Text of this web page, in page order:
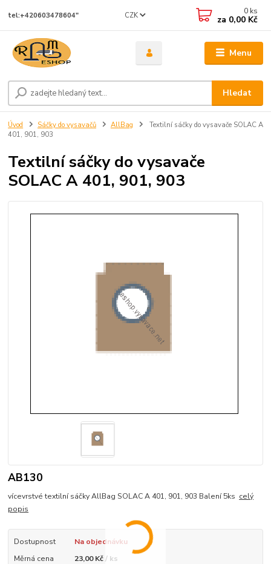
Menu
CZK
Hledat
tel:+420603478604" 0 ks
za 0,00 Kč
Úvod Sáčky do vysavačů AllBag
Textilní sáčky do vysavače SOLAC A
401, 901, 903
Textilní sáčky do vysavače
SOLAC A 401, 901, 903
AB130
vícevrstvé textilní sáčky AllBag SOLAC A 401, 901, 903 Balení 5ks celý
popis
Dostupnost
Na objednávku
Měrná cena
23,00 Kč / ks